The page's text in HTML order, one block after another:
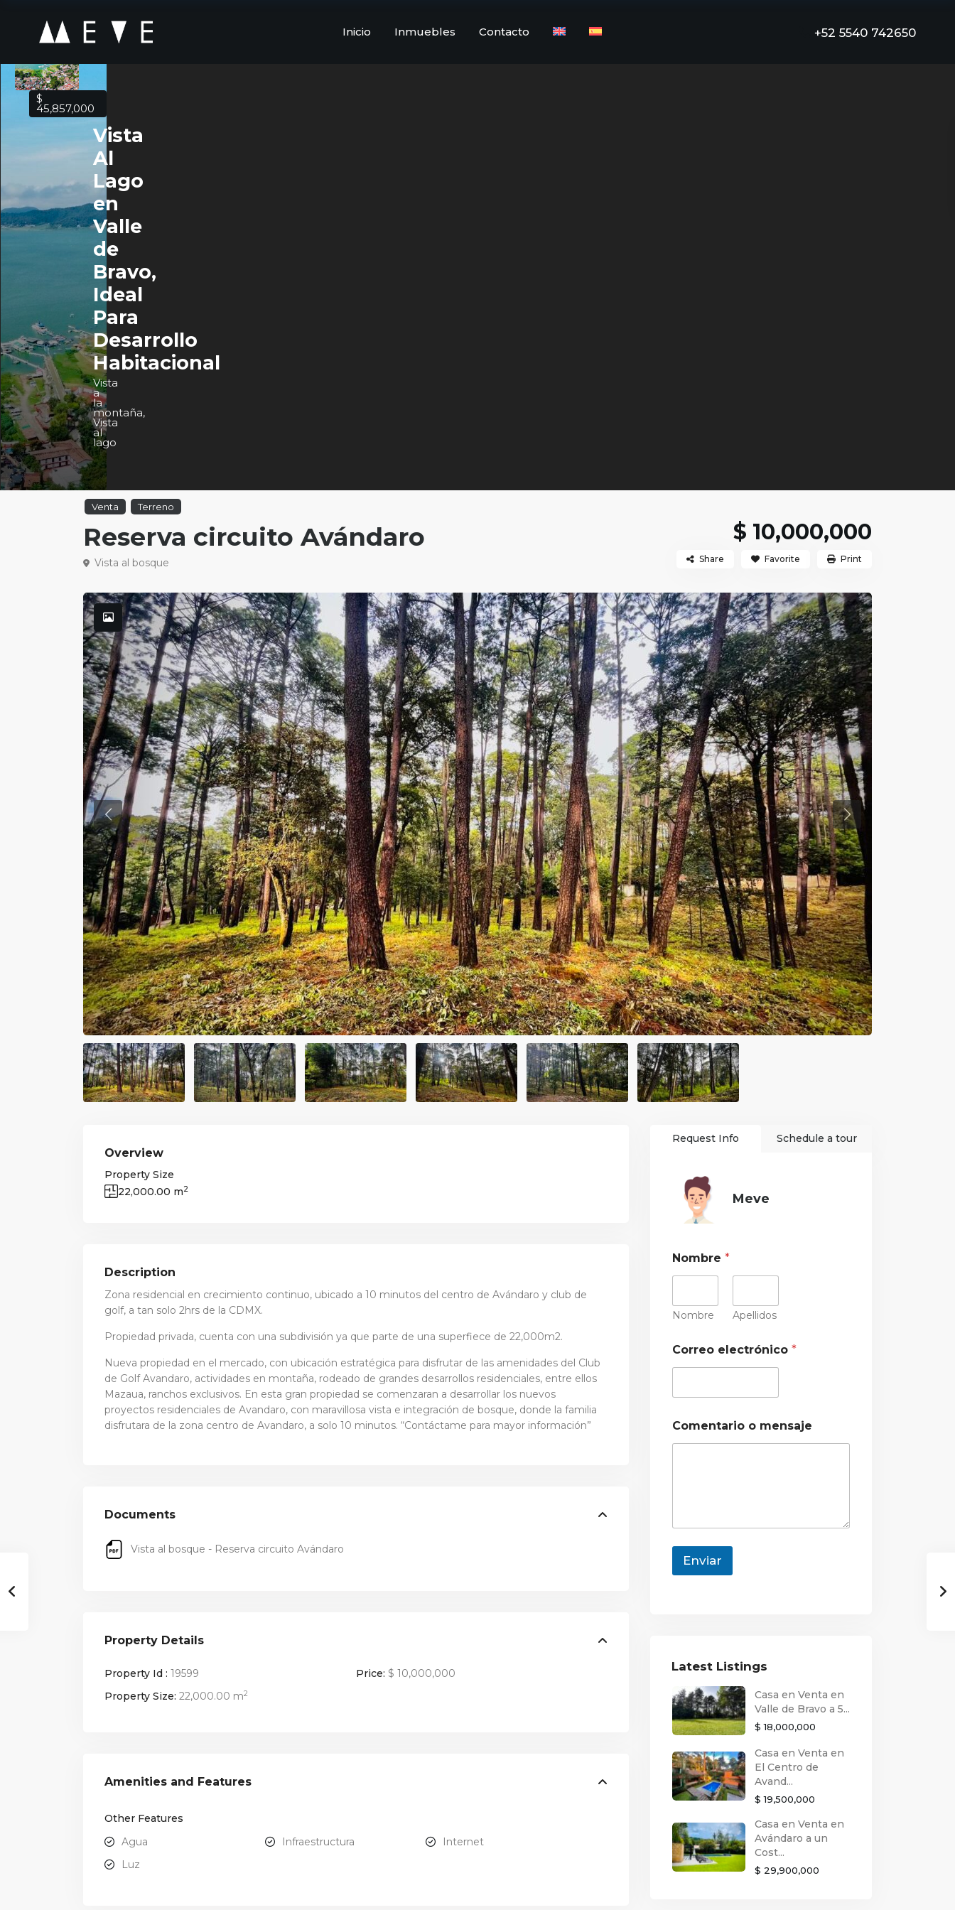
Inicio Inmuebles Contacto +52 5540 742650
$
45,857,000
Vista
Al
Lago
en
Valle
de
Bravo,
Ideal
Para
Desarrollo
Habitacional
Vista
a
la
montaña,
Vista
al
lago
Venta Terreno
Reserva circuito Avándaro $ 10,000,000
Vista al bosque Share Favorite Print
Overview
Property Size
22,000.00 m2
Description
Zona residencial en crecimiento continuo, ubicado a 10 minutos del centro de Avándaro y club de
golf, a tan solo 2hrs de la CDMX.
Propiedad privada, cuenta con una subdivisión ya que parte de una superfiece de 22,000m2.
Nueva propiedad en el mercado, con ubicación estratégica para disfrutar de las amenidades del Club
de Golf Avandaro, actividades en montaña, rodeado de grandes desarrollos residenciales, entre ellos
Mazaua, ranchos exclusivos. En esta gran propiedad se comenzaran a desarrollar los nuevos
proyectos residenciales de Avandaro, con maravillosa vista e integración de bosque, donde la familia
disfrutara de la zona centro de Avandaro, a solo 10 minutos. “Contáctame para mayor información”
Documents
Vista al bosque - Reserva circuito Avándaro
Property Details
Property Id : 19599 Price: $ 10,000,000
Property Size: 22,000.00 m2
Amenities and Features
Other Features
Agua
Infraestructura
Internet
Luz
Request Info Schedule a tour
Meve
Nombre *
Nombre Apellidos
Correo electrónico *
Comentario o mensaje
Enviar
Latest Listings
Casa en Venta en
Valle de Bravo a 5...
$ 18,000,000
Casa en Venta en
El Centro de
Avand...
$ 19,500,000
Casa en Venta en
Avándaro a un
Cost...
$ 29,900,000